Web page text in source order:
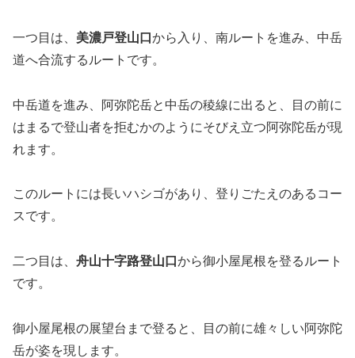
一つ目は、 美濃戸登山口 から入り、南ルートを進み、中岳
道へ合流するルートです。
中岳道を進み、阿弥陀岳と中岳の稜線に出ると、目の前に
はまるで登山者を拒むかのようにそびえ立つ阿弥陀岳が現
れます。
このルートには長いハシゴがあり、登りごたえのあるコー
スです。
二つ目は、 舟山十字路登山口 から御小屋尾根を登るルート
です。
御小屋尾根の展望台まで登ると、目の前に雄々しい阿弥陀
岳が姿を現します。